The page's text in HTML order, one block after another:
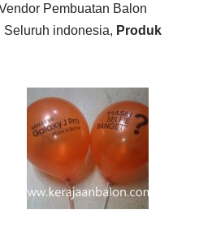
Pembuatan Balon
Seluruh indonesia, Produk